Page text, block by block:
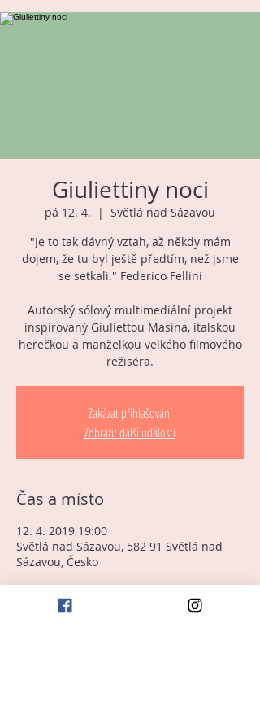
Giuliettiny noci
pá 12. 4.
  |
Světlá nad Sázavou
"Je to tak dávný vztah, až někdy mám
dojem, že tu byl ještě předtím, než jsme
se setkali." Federico Fellini
Autorský sólový multimediální projekt
inspirovaný Giuliettou Masina, italskou
herečkou a manželkou velkého filmového
režiséra.
Zakázat přihlašování
Zobrazit další události
Čas a místo
12. 4. 2019 19:00
Světlá nad Sázavou, 582 91 Světlá nad
Sázavou, Česko
O události